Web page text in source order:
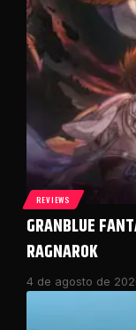
REVIEWS
GRANBLUE
RAGNAROK
4 de agosto de